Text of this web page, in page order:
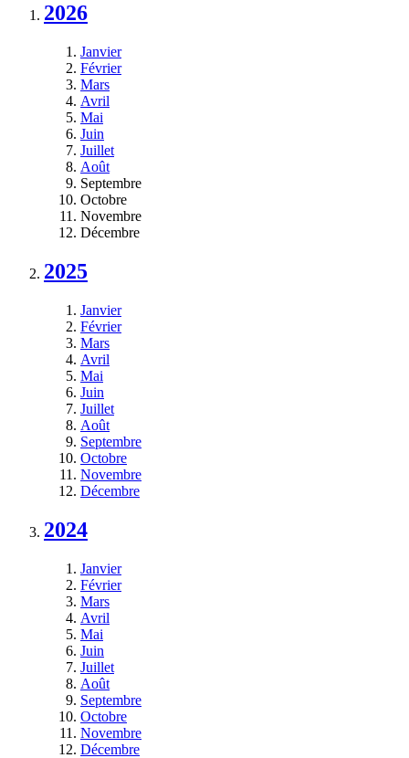
2026
Janvier
Février
Mars
Avril
Mai
Juin
Juillet
Août
Septembre
Octobre
Novembre
Décembre
2025
Janvier
Février
Mars
Avril
Mai
Juin
Juillet
Août
Septembre
Octobre
Novembre
Décembre
2024
Janvier
Février
Mars
Avril
Mai
Juin
Juillet
Août
Septembre
Octobre
Novembre
Décembre